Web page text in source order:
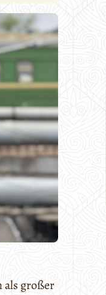
großer